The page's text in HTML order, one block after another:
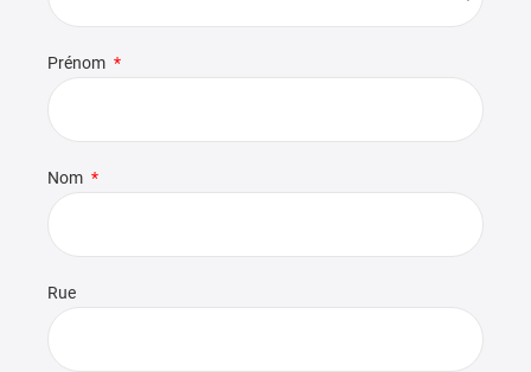
Prénom
Nom
Rue